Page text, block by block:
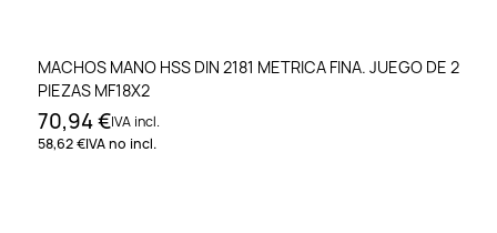
MACHOS MANO HSS DIN 2181 METRICA FINA. JUEGO DE 2
PIEZAS MF18X2
70,94 €IVA incl.
58,62 €IVA no incl.